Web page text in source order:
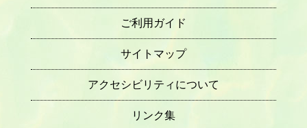
ご利用ガイド
サイトマップ
アクセシビリティについて
リンク集